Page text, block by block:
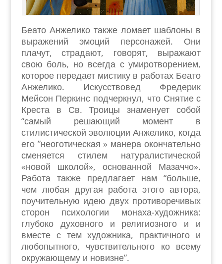
Беато Анжелико также ломает шаблоны в
выражений эмоций персонажей. Они
плачут, страдают, говорят, выражают
свою боль, но всегда с умиротворением,
которое передает мистику в работах Беато
Анжелико. Искусствовед Фредерик
Мейсон Перкинс подчеркнул, что Снятие с
Креста в Св. Троицы знаменует собой
“самый решающий момент в
стилистической эволюции Анжелико, когда
его ”неоготическая » манера окончательно
сменяется стилем натуралистической
«новой школой», основанной Мазаччо».
Работа также предлагает нам “больше,
чем любая другая работа этого автора,
поучительную идею двух противоречивых
сторон психологии монаха-художника:
глубоко духовного и религиозного и и
вместе с тем художника, практичного и
любопытного, чувствительного ко всему
окружающему и новизне”.